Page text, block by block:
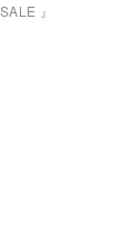
』